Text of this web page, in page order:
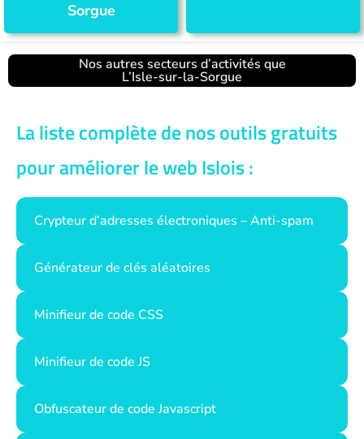
Sorgue
Nos autres secteurs d’activités que
L’Isle-sur-la-Sorgue
La liste complète de nos outils gratuits
pour améliorer le web Islois :
Crypteur d’adresses électroniques – Anti-spam
Générateur de clés aléatoires
Minifieur de code CSS
Minifieur de code JS
Obfuscateur de code Javascript